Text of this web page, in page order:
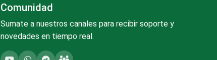
Comunidad
Sumate a nuestros canales para recibir soporte y
novedades en tiempo real.